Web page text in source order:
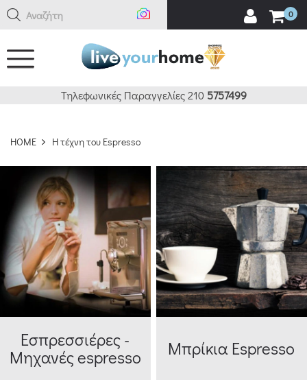
Αναζήτηση ε 0
Τηλεφωνικές Παραγγελίες 210 5757499
HOME H τέχνη του Espresso
Εσπρεσσιέρες -
Μηχανές espresso
Μπρίκια Espresso
ΔΕΙΤΕ 903 ΠΡΟΪΟΝΤΑ